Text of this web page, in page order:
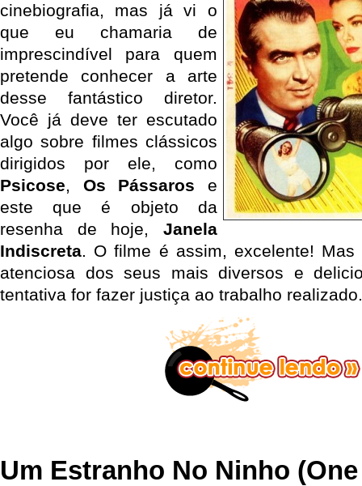
cinebiografia, mas já vi o
que eu chamaria de
imprescindível para quem
pretende conhecer a arte
desse fantástico diretor.
Você já deve ter escutado
algo sobre filmes clássicos
dirigidos por ele, como
Psicose, Os Pássaros e
este que é objeto da
resenha de hoje, Janela
Indiscreta. O filme é assim, excelente! Mas
atenciosa dos seus mais diversos e
tentativa for fazer justiça ao trabalho realizado.
Um Estranho No Ninho